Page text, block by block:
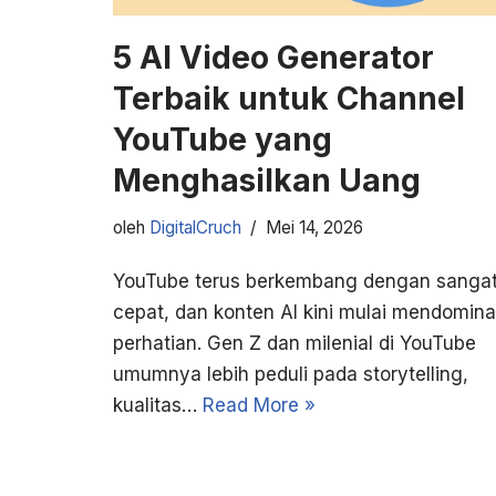
5 AI Video Generator
Terbaik untuk Channel
YouTube yang
Menghasilkan Uang
oleh DigitalCruch Mei 14, 2026
YouTube terus berkembang dengan
cepat, dan konten AI kini mulai
perhatian. Gen Z dan milenial di YouTube
umumnya lebih peduli pada storytelling,
kualitas… Read More »